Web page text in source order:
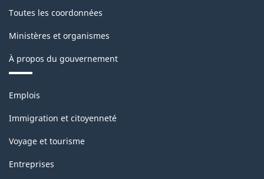
Toutes les coordonnées
Ministères et organismes
À propos du gouvernement
Thèmes
sujets
Emplois
Immigration et citoyenneté
Voyage et tourisme
Entreprises